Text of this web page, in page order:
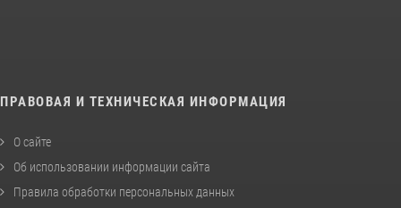
ПРАВОВАЯ И ТЕХНИЧЕСКАЯ ИНФОРМАЦИЯ
О сайте
Об использовании информации сайта
Правила обработки персональных данных